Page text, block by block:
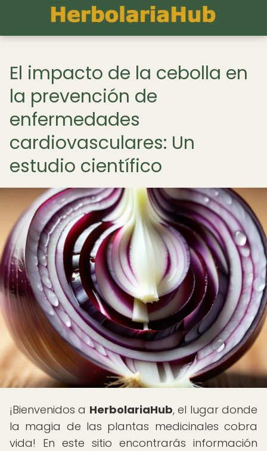
El impacto de la cebolla en
la prevención de
enfermedades
cardiovasculares: Un
estudio científico
¡Bienvenidos a HerbolariaHub, el lugar donde
la magia de las plantas medicinales cobra
vida! En este sitio encontrarás información